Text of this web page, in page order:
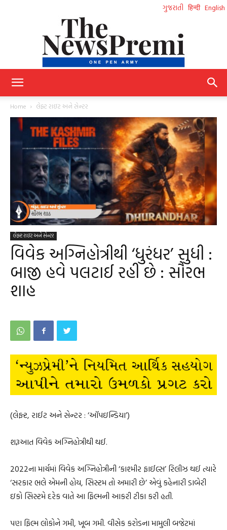
ગુજરાતી हिन्दी English
Gujarati
Home લેફ્ટ રાઇટ અને સેન્ટર
લેફ્ટ રાઇટ અને સેન્ટર
વિવેક અગ્નિહોત્રીથી ‘ધુરંધર’ સુધી :
બાજી હવે પલટાઈ રહી છે : સૌરભ
શાહ
(લેફ્ટ, રાઈટ અને સેન્ટર : ‘ઑપઇન્ડિયા’)
શરૂઆત વિવેક અગ્નિહોત્રીથી થઈ.
2022ના માર્ચમાં વિવેક અગ્નિહોત્રીની ‘કાશ્મીર ફાઈલ્સ’ રિલીઝ થઈ ત્યારે
‘સરકાર ભલે એમની હોય, સિસ્ટમ તો અમારી છે’ એવું કહેનારી ડાબેરી
ઇકો સિસ્ટમે દરેક વાતે આ ફિલ્મની આકરી ટીકા કરી હતી.
પણ ફિલ્મ લોકોને ગમી, ખૂબ ગમી. વીસેક કરોડના મામુલી બજેટમાં